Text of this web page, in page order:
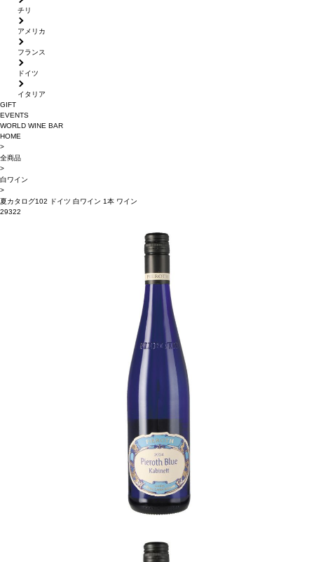
チリ
アメリカ
フランス
ドイツ
イタリア
GIFT
EVENTS
WORLD WINE BAR
HOME
>
全商品
>
白ワイン
>
夏カタログ102 ドイツ 白ワイン 1本 ワイン
29322